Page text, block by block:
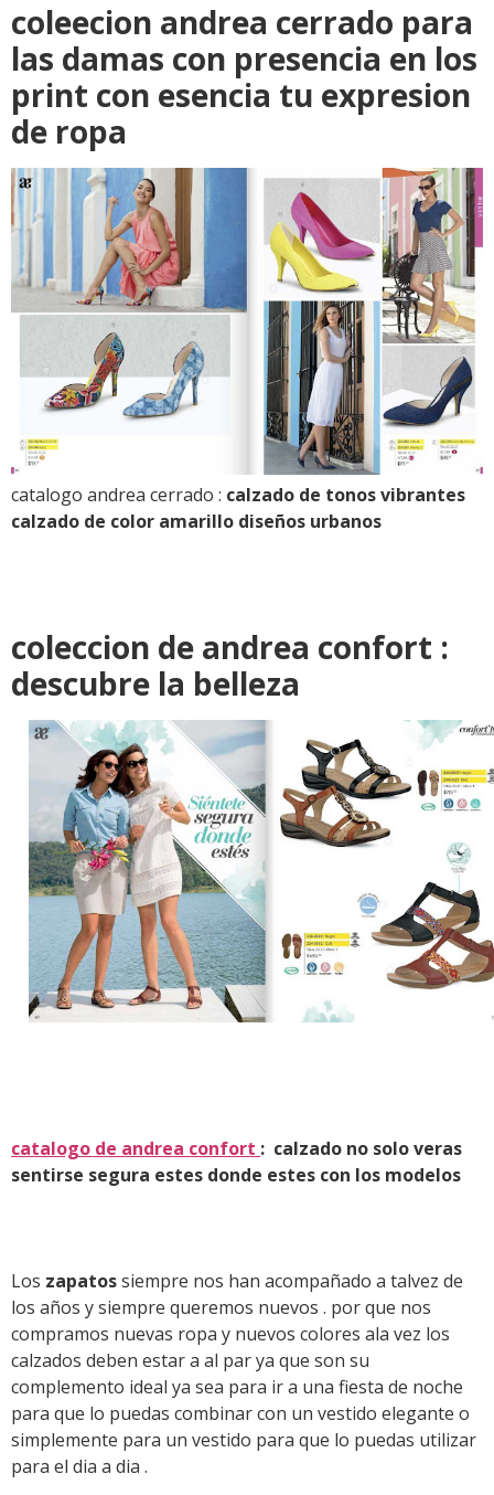
coleecion andrea cerrado para
las damas con presencia en los
print con esencia tu expresion
de ropa
catalogo andrea cerrado : calzado de tonos vibrantes
calzado de color amarillo diseños urbanos
coleccion de andrea confort :
descubre la belleza
catalogo de andrea confort : calzado no solo veras
sentirse segura estes donde estes con los modelos
Los zapatossiempre nos han acompañado a talvez de
los años y siempre queremos nuevos . por que nos
compramos nuevas ropa y nuevos colores ala vez los
calzados deben estar a al par ya que son su
complemento ideal ya sea para ir a una fiesta de noche
para que lo puedas combinar con un vestido elegante o
simplemente para un vestido para que lo puedas utilizar
para el dia a dia .